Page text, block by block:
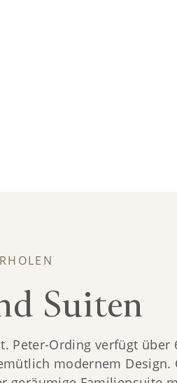
Suiten
Peter-Ording verfügt über
modernem Design.